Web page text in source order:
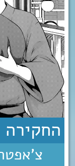
החקירה